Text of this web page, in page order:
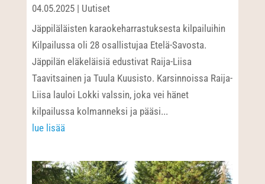
04.05.2025| Uutiset
Jäppiläläisten karaokeharrastuksesta kilpailuihin
Kilpailussa oli 28 osallistujaa Etelä-Savosta.
Jäppilän eläkeläisiä edustivat Raija-Liisa
Taavitsainen ja Tuula Kuusisto. Karsinnoissa Raija-
Liisa lauloi Lokki valssin, joka vei hänet
kilpailussa kolmanneksi ja pääsi...
lue lisää